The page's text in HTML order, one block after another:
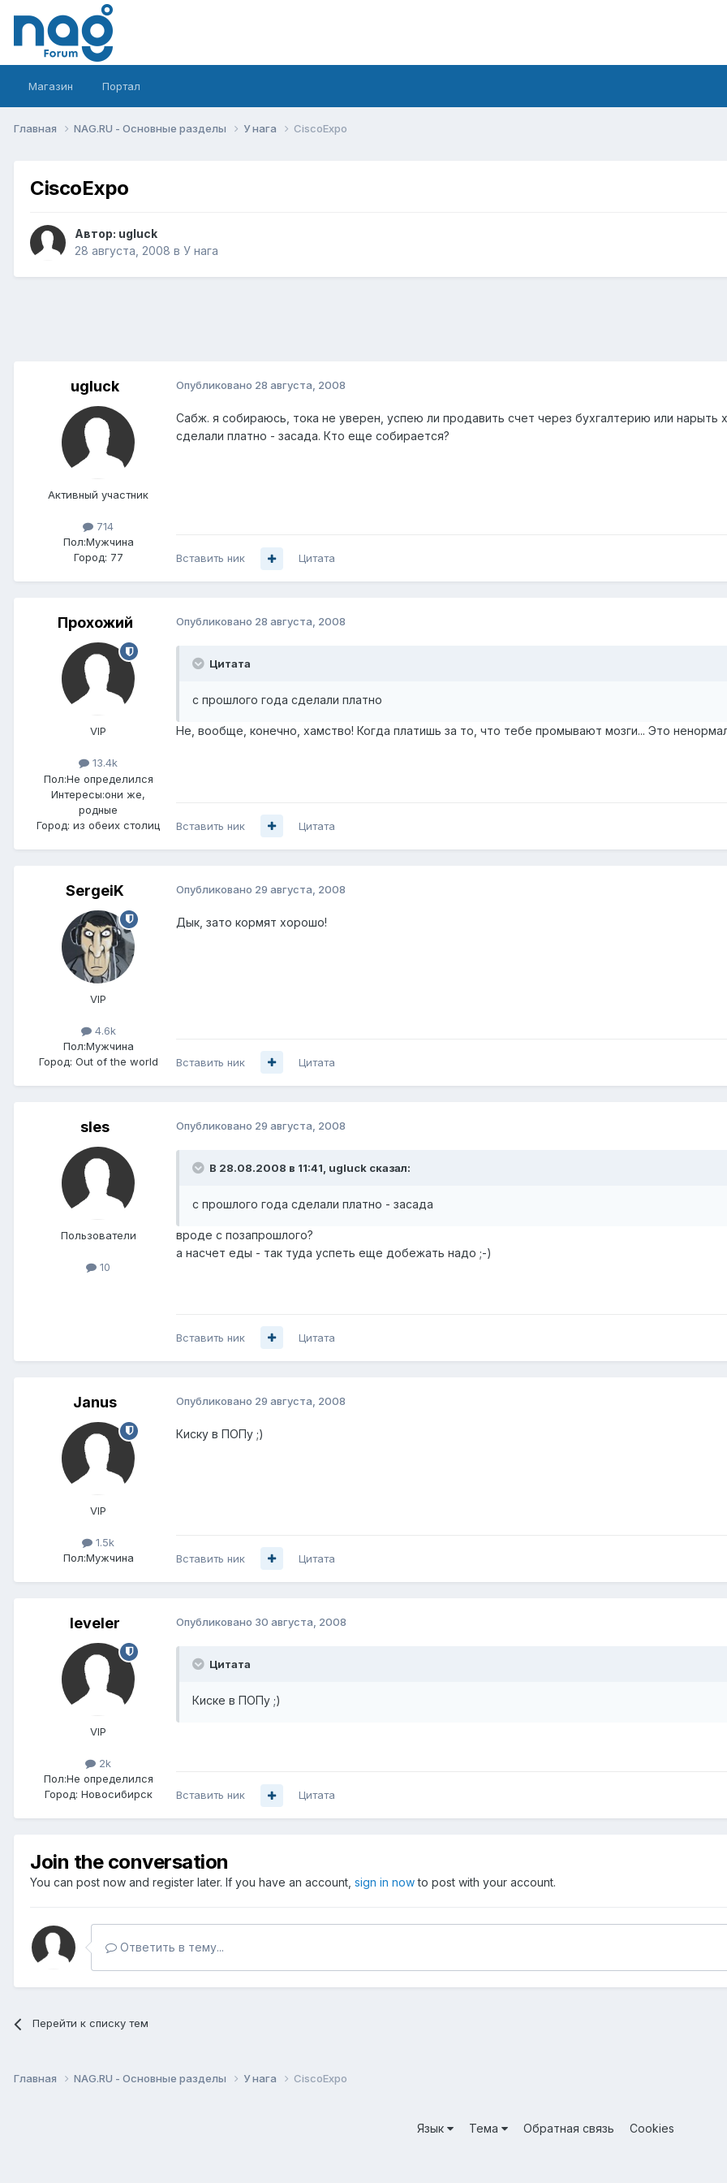
Магазин Портал
Главная NAG.RU - Основные разделы У нага CiscoExpo
CiscoExpo
Автор: ugluck
28 августа, 2008 в У нага
ugluck
Активный участник
714
Пол:Мужчина
Город: 77
Опубликовано 28 августа, 2008
Сабж. я собираюсь, тока не уверен, успею ли продавить счет через бухгалтерию или
сделали платно - засада. Кто еще собирается?
Вставить ник Цитата
Прохожий
VIP
13.4k
Пол:Не определился
Интересы:они же,
родные
Город: из обеих столиц
Опубликовано 28 августа, 2008
Цитата
с прошлого года сделали платно
Не, вообще, конечно, хамство! Когда платишь за то, что тебе промывают мозги... Это
Вставить ник Цитата
SergeiK
VIP
4.6k
Пол:Мужчина
Город: Out of the world
Опубликовано 29 августа, 2008
Дык, зато кормят хорошо!
Вставить ник Цитата
sles
Пользователи
10
Опубликовано 29 августа, 2008
В 28.08.2008 в 11:41, ugluck сказал:
с прошлого года сделали платно - засада
вроде с позапрошлого?
а насчет еды - так туда успеть еще добежать надо ;-)
Вставить ник Цитата
Janus
VIP
1.5k
Пол:Мужчина
Опубликовано 29 августа, 2008
Киску в ПОПу ;)
Вставить ник Цитата
leveler
VIP
2k
Пол:Не определился
Город: Новосибирск
Опубликовано 30 августа, 2008
Цитата
Киске в ПОПу ;)
Вставить ник Цитата
Join the conversation
You can post now and register later. If you have an account, sign in nowto post with your account.
Ответить в тему...
Перейти к списку тем
Главная NAG.RU - Основные разделы У нага CiscoExpo
Язык Тема Обратная связь
Cookies